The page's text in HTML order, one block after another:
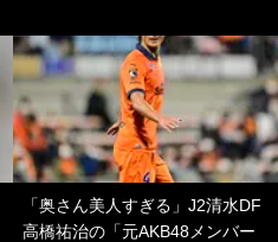
「奥さん美人すぎる」J2清水DF
高橋祐治の「元AKB48メンバー